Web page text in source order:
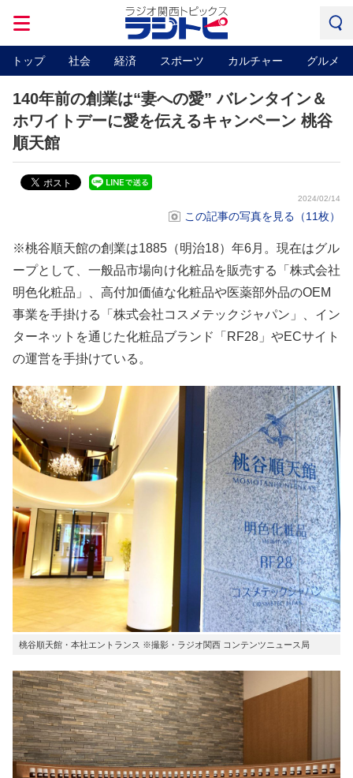
トップ 社会 経済 スポーツ カルチャー グルメ
140年前の創業は“妻への愛” バレンタイン＆
ホワイトデーに愛を伝えるキャンペーン 桃谷
順天館
2024/02/14
この記事の写真を見る（11枚）
※桃谷順天館の創業は1885（明治18）年6月。現在はグル
ープとして、一般品市場向け化粧品を販売する「株式会社
明色化粧品」、高付加価値な化粧品や医薬部外品のOEM
事業を手掛ける「株式会社コスメテックジャパン」、イン
ターネットを通じた化粧品ブランド「RF28」やECサイト
の運営を手掛けている。
桃谷順天館・本社エントランス ※撮影・ラジオ関西 コンテンツニュース局